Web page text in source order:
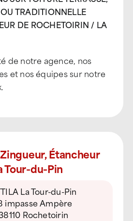
TRADITIONNELLE
DE ROCHETOIRIN / LA
de notre agence, nos
et nos équipes sur notre
Étancheur
Tour-du-Pin
La Tour-du-Pin
impasse Ampère
Rochetoirin